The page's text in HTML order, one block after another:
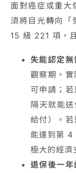
面對癌症或重大
須將目光轉向「
15 級 221 項，
失能認定無
觀察期。
可申請；
隔天就能
給付）。
能達到第 4
極大的經濟
退保後一